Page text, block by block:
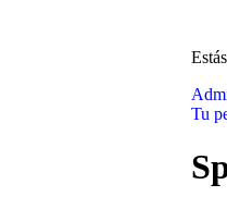
Tu